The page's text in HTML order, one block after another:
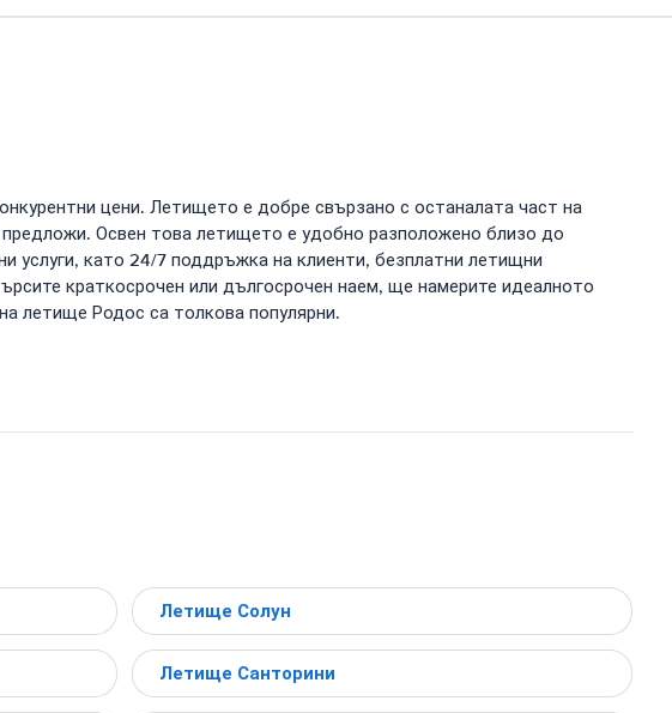
цени. Летището е добре свързано с останалата част на
Освен това летището е удобно разположено близо до
услуги, като 24/7 поддръжка на клиенти, безплатни летищни
краткосрочен или дългосрочен наем, ще намерите идеалното
летище Родос са толкова популярни.
Летище Солун
Летище Санторини